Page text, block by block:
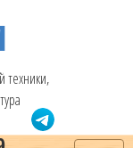
техники,